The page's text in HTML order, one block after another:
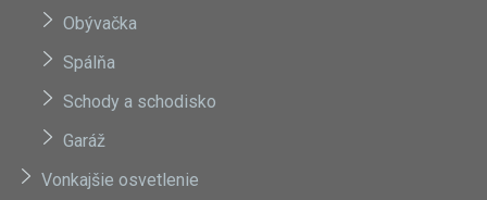
Obývačka
Spálňa
Schody a schodisko
Garáž
Vonkajšie osvetlenie